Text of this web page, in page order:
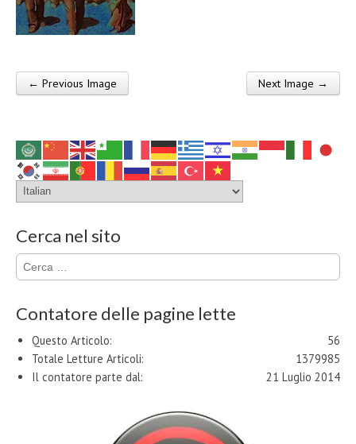
Post navigation
← Previous Image Next Image →
Cerca nel sito
Ricerca
per:
Contatore delle pagine lette
56
Questo Articolo:
1379985
Totale Letture Articoli:
21 Luglio 2014
Il contatore parte dal: